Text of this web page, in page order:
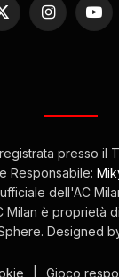
X
(Twitter)
Instagram
presso il
Responsabile:
dell'AC
Milan è proprietà
Designed
Gioco